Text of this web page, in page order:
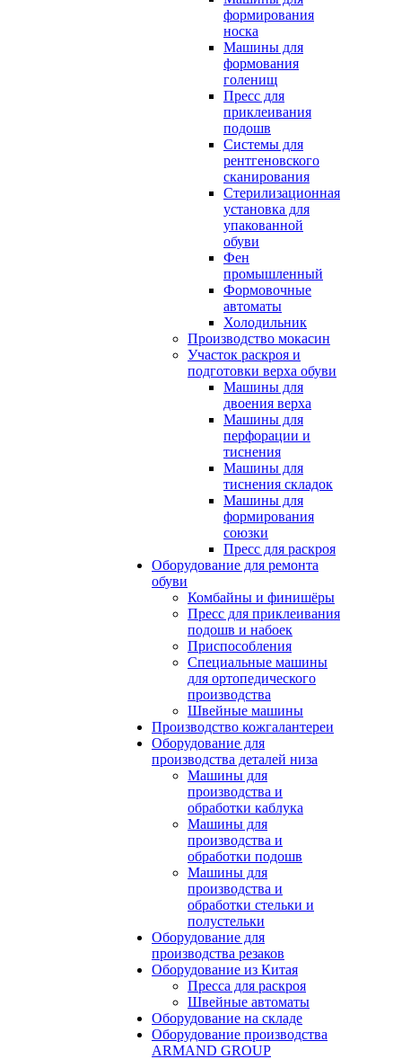
формирования
носка
Машины для
формования
голенищ
Пресс для
приклеивания
подошв
Системы для
рентгеновского
сканирования
Стерилизационная
установка для
упакованной
обуви
Фен
промышленный
Формовочные
автоматы
Холодильник
Производство мокасин
Участок раскроя и
подготовки верха обуви
Машины для
двоения верха
Машины для
перфорации и
тиснения
Машины для
тиснения складок
Машины для
формирования
союзки
Пресс для раскроя
Оборудование для ремонта
обуви
Комбайны и финишёры
Пресс для приклеивания
подошв и набоек
Приспособления
Специальные машины
для ортопедического
производства
Швейные машины
Производство кожгалантереи
Оборудование для
производства деталей низа
Машины для
производства и
обработки каблука
Машины для
производства и
обработки подошв
Машины для
производства и
обработки стельки и
полустельки
Оборудование для
производства резаков
Оборудование из Китая
Пресса для раскроя
Швейные автоматы
Оборудование на складе
Оборудование производства
ARMAND GROUP